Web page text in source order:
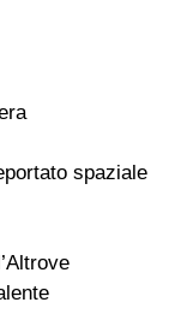
spaziale